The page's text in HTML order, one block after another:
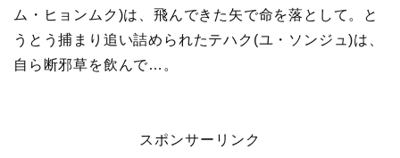
ム・ヒョンムク)は、飛んできた矢で命を落として。と
うとう捕まり追い詰められたテハク(ユ・ソンジュ)は、
自ら断邪草を飲んで…。
スポンサーリンク